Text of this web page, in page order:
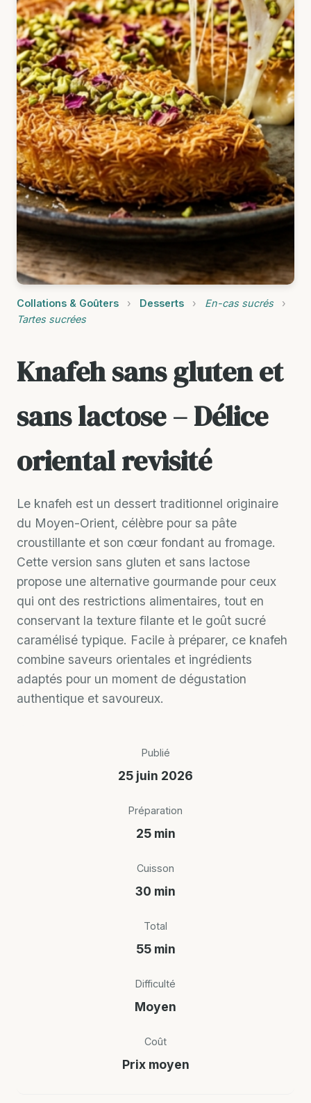
Collations & Goûters › Desserts › En-cas sucrés
›
Tartes sucrées
Knafeh sans gluten et
sans lactose – Délice
oriental revisité
Le knafeh est un dessert traditionnel originaire
du Moyen-Orient, célèbre pour sa pâte
croustillante et son cœur fondant au fromage.
Cette version sans gluten et sans lactose
propose une alternative gourmande pour ceux
qui ont des restrictions alimentaires, tout en
conservant la texture filante et le goût sucré
caramélisé typique. Facile à préparer, ce knafeh
combine saveurs orientales et ingrédients
adaptés pour un moment de dégustation
authentique et savoureux.
Publié
25 juin 2026
Préparation
25 min
Cuisson
30 min
Total
55 min
Difficulté
Moyen
Coût
Prix moyen